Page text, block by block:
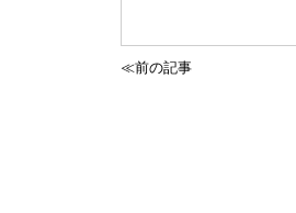
≪前の記事